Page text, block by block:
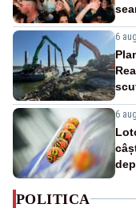
6
6
POLITICA